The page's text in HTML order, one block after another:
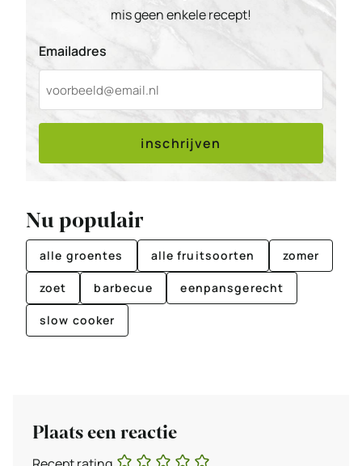
mis geen enkele recept!
Emailadres
inschrijven
Nu populair
alle groentes alle fruitsoorten zomer
zoet barbecue eenpansgerecht
slow cooker
Plaats een reactie